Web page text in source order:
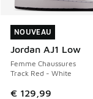
NOUVEAU
Jordan AJ1 Low
Femme Chaussures
Track Red - White
€ 129,99
NOUVEAU